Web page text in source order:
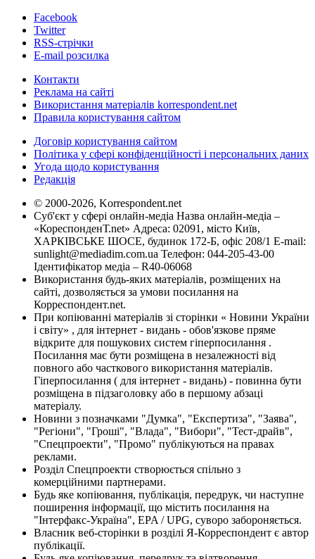
Facebook
Twitter
RSS-стрічки
E-mail розсилка
Контакти
Реклама на сайті
Використання матеріалів korrespondent.net
Правила користування сайтом
Договір користування сайтом
Політика у сфері конфіденційності і персональних даних
Угода щодо користування
Редакція
© 2000-2026, Korrespondent.net
Суб'єкт у сфері онлайн-медіа Назва онлайн-медіа –
«КореспонденТ.net» Адреса: 02091, місто Київ,
ХАРКІВСЬКЕ ШОСЕ, будинок 172-Б, офіс 208/1 E-mail:
sunlight@mediadim.com.ua Телефон: 044-205-43-00
Ідентифікатор медіа – R40-06068
Використання будь-яких матеріалів, розміщених на
сайті, дозволяється за умови посилання на
Корреспондент.net.
При копіюванні матеріалів зі сторінки « Новини України
і світу» , для інтернет - видань - обов'язкове пряме
відкрите для пошукових систем гіперпосилання .
Посилання має бути розміщена в незалежності від
повного або часткового використання матеріалів.
Гіперпосилання ( для інтернет - видань) - повинна бути
розміщена в підзаголовку або в першому абзаці
матеріалу.
Новини з позначками "Думка", "Експертиза", "Заява",
"Регіони", "Гроші", "Влада", "Вибори", "Тест-драйв",
"Спецпроекти", "Промо" публікуються на правах
реклами.
Розділ Спецпроекти створюється спільно з
комерційними партнерами.
Будь яке копіювання, публікація, передрук, чи наступне
поширення інформації, що містить посилання на
"Інтерфакс-Україна", EPA / UPG, суворо забороняється.
Власник веб-сторінки в розділі Я-Корреспондент є автор
публікації.